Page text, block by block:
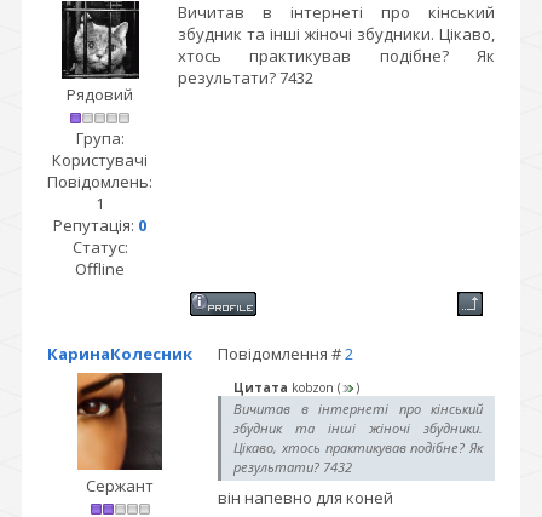
Рядовий
Група:
Користувачі
Повідомлень:
1
Репутація: 0
Статус:
Offline
Вичитав в інтернеті про кінський
збудник та інші жіночі збудники. Цікаво,
хтось практикував подібне? Як
результати? 7432
КаринаКолесник Повідомлення #2
Сержант
Цитата kobzon ( )
Вичитав в інтернеті про кінський
збудник та інші жіночі збудники.
Цікаво, хтось практикував подібне? Як
результати? 7432
він напевно для коней